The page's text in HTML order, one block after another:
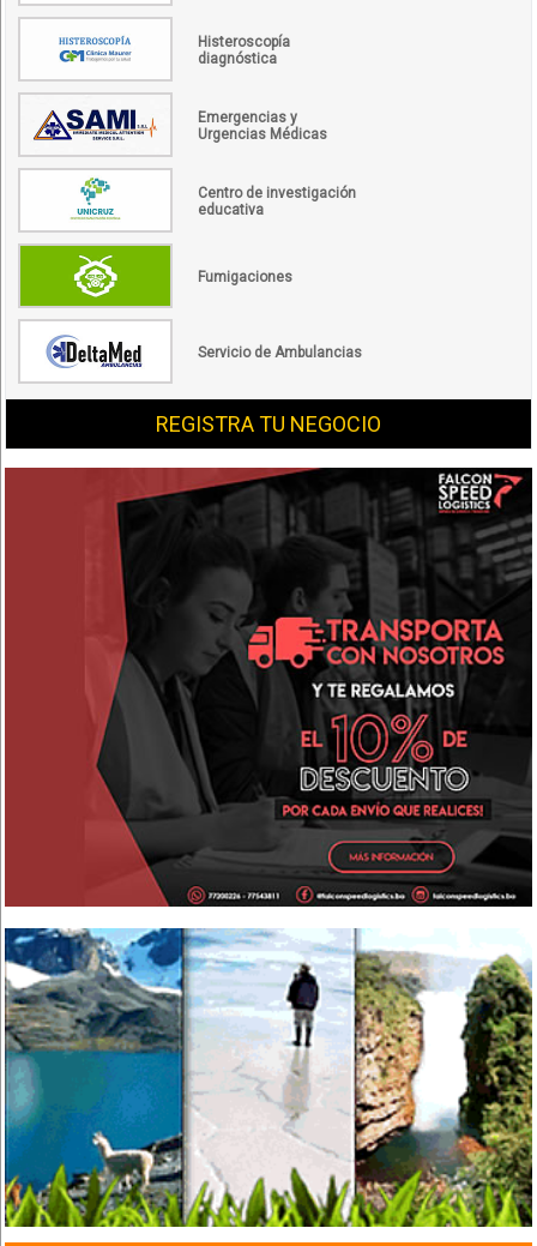
Histeroscopía
diagnóstica
Emergencias y
Urgencias Médicas
Centro de investigación
educativa
Fumigaciones
Servicio de Ambulancias
REGISTRA TU NEGOCIO